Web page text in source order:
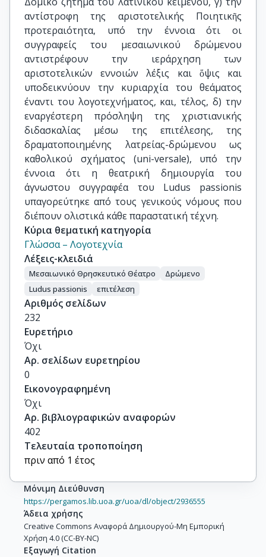
αντίστροφη της αριστοτελικής Ποιητικῆς
προτεραιότητα, υπό την έννοια ότι οι
συγγραφείς του μεσαιωνικού δρώμενου
αντιστρέφουν την ιεράρχηση των
αριστοτελικών εννοιών λέξις και ὅψις και
υποδεικνύουν την κυριαρχία του θεάματος
έναντι του λογοτεχνήματος, και, τέλος, δ) την
εναργέστερη πρόσληψη της χριστιανικής
διδασκαλίας μέσω της επιτέλεσης, της
δραματοποιημένης λατρείας-δρώμενου ως
καθολικού σχήματος (uni-versale), υπό την
έννοια ότι η θεατρική δημιουργία του
άγνωστου συγγραφέα του Ludus passionis
υπαγορεύτηκε από τους γενικούς νόμους που
διέπουν ολιστικά κάθε παραστατική τέχνη.
Κύρια θεματική κατηγορία
Γλώσσα – Λογοτεχνία
Λέξεις-κλειδιά
Μεσαιωνικό Θρησκευτικό Θέατρο
Δρώμενο
Ludus passionis
επιτέλεση
Αριθμός σελίδων
232
Ευρετήριο
Όχι
Αρ. σελίδων ευρετηρίου
0
Εικονογραφημένη
Όχι
Αρ. βιβλιογραφικών αναφορών
402
Τελευταία τροποποίηση
πριν από 1 έτος
Μόνιμη Διεύθυνση
https://pergamos.lib.uoa.gr/uoa/dl/object/2936555
Άδεια χρήσης
Creative Commons Αναφορά Δημιουργού-Μη Εμπορική
Χρήση 4.0 (CC-BY-NC)
Εξαγωγή Citation